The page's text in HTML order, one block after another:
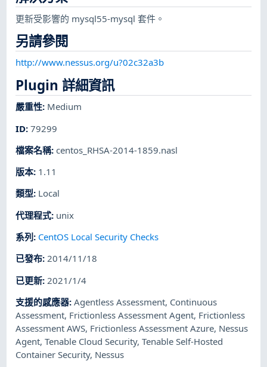
更新受影響的 mysql55-mysql 套件。
另請參閱
http://www.nessus.org/u?02c32a3b
Plugin 詳細資訊
嚴重性: Medium
ID:79299
檔案名稱:centos_RHSA-2014-1859.nasl
版本: 1.11
類型: Local
代理程式: unix
系列 : CentOS Local Security Checks
已發布:2014/11/18
已更新: 2021/1/4
支援的感應器:Agentless Assessment, Continuous
Assessment, Frictionless Assessment Agent, Frictionless
Assessment AWS, Frictionless Assessment Azure, Nessus
Agent,Tenable Cloud Security,Tenable Self-Hosted
Container Security, Nessus